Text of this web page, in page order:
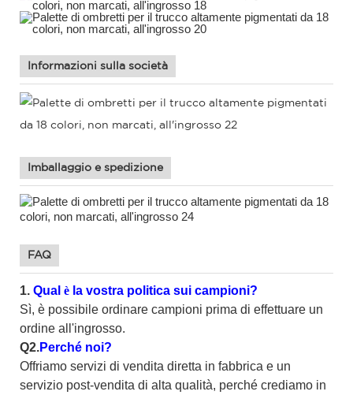
Informazioni sulla società
Imballaggio e spedizione
FAQ
1. Qual è la vostra politica sui campioni?
Sì, è possibile ordinare campioni prima di effettuare un
ordine all'ingrosso.
Q2.Perché noi?
Offriamo servizi di vendita diretta in fabbrica e un
servizio post-vendita di alta qualità, perché crediamo in